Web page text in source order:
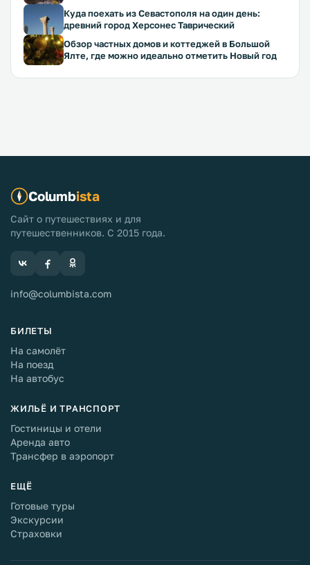
Куда поехать из Севастополя на один день:
древний город Херсонес Таврический
Обзор частных домов и коттеджей в Большой
Ялте, где можно идеально отметить Новый год
Columbista
Сайт о путешествиях и для
путешественников. С 2015 года.
info@columbista.com
БИЛЕТЫ
На самолёт
На поезд
На автобус
ЖИЛЬЁ И ТРАНСПОРТ
Гостиницы и отели
Аренда авто
Трансфер в аэропорт
ЕЩЁ
Готовые туры
Экскурсии
Страховки